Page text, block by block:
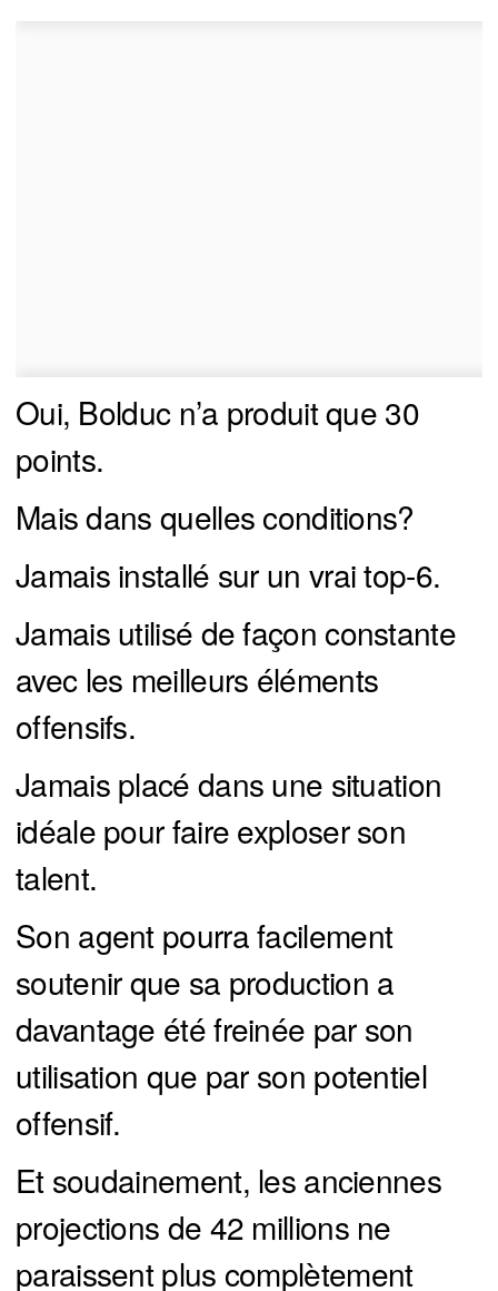
Oui, Bolduc n’a produit que 30
points.
Mais dans quelles conditions?
Jamais installé sur un vrai top-6.
Jamais utilisé de façon constante
avec les meilleurs éléments
offensifs.
Jamais placé dans une situation
idéale pour faire exploser son
talent.
Son agent pourra facilement
soutenir que sa production a
davantage été freinée par son
utilisation que par son potentiel
offensif.
Et soudainement, les anciennes
projections de 42 millions ne
paraissent plus complètement